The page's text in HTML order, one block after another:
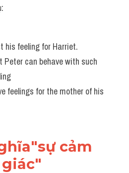
his feeling for Harriet.
can behave with such
feelings for the mother of his
cảm